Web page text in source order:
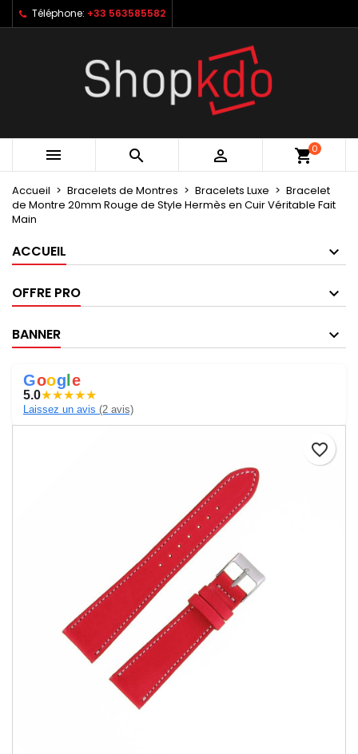
Téléphone: +33 563585582
   shopping_cart0
Accueil Bracelets de Montres Bracelets Luxe
Bracelet
de Montre 20mm Rouge de Style Hermès en Cuir Véritable Fait
Main
ACCUEIL
OFFRE PRO
BANNER
Goog e
5.0★★★★★
Laissez un avis (2 avis)
favorite_border
My wishlists ×
Create new list
Créer une liste d'envies ×
Nom de la liste d'envies
Annuler Créer une liste d'envies
Connexion ×
Vous devez être connecté pour ajouter des produits
à votre liste d'envies.
Annuler Connexion